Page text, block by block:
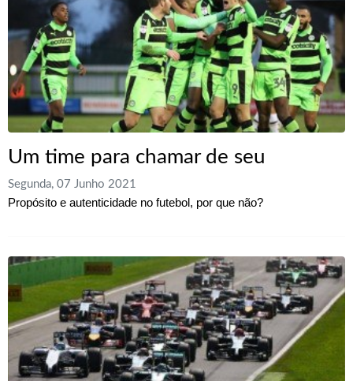
Um time para chamar de seu
Segunda, 07 Junho 2021
Propósito e autenticidade no futebol, por que não?